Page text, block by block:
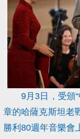
9月3日，受頒
章的哈薩克斯坦老
勝利80週年音樂會